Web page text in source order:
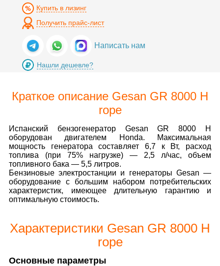
Купить в лизинг
Получить прайс-лист
Написать нам
Нашли дешевле?
Краткое описание Gesan GR 8000 H
rope
Испанский бензогенератор Gesan GR 8000 H
оборудован двигателем Honda. Максимальная
мощность генератора составляет 6,7 к Вт, расход
топлива (при 75% нагрузке) — 2,5 л/час, объем
топливного бака — 5,5 литров.
Бензиновые электростанции и генераторы Gesan —
оборудование с большим набором потребительских
характеристик, имеющее длительную гарантию и
оптимальную стоимость.
Характеристики Gesan GR 8000 H
rope
Основные параметры